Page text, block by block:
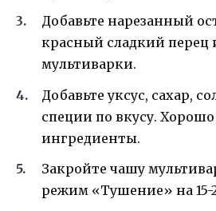
Добавьте нарезанный
красный сладкий перец
мультиварки.
Добавьте уксус, сахар,
специи по вкусу.
ингредиенты.
Закройте чашу
режим «Тушение» на 15-